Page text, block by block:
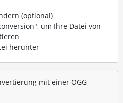
(optional)
um Ihre Datei von
herunter
mit einer OGG-